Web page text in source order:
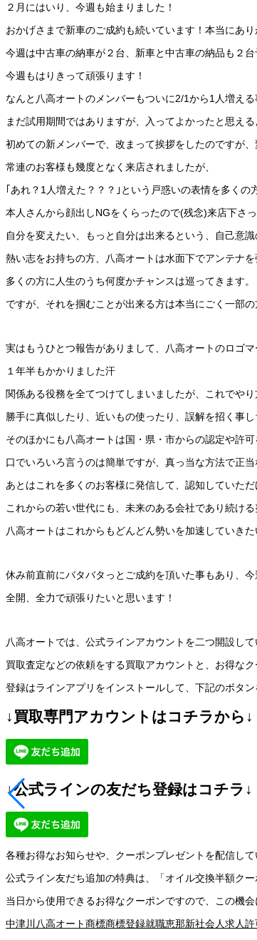
２月にはいり、今週も始まりました！
おかげさまで新車のご成約も続いています！本当にあり
今週は中古車の納車が２台、新車と中古車の納品も２
今週もはりきって頑張ります！
なんと八高オートのメンバーもついに2/1から1人増える
まだ試用期間ではありますが、入ってよかったと思え
初めての新メンバーで、改まって挨拶をしたのですが
常連のお客様も幾度となく来店されましたが、
｢あれ？1人増えた？？？｣という戸惑いの表情を多くの
本人さんから顔出しNGをくらったので(残念)来店下さ
自分を変えたい、もっと自分は出来るという、自己意
熱い志をお持ちの方、八高オートは水面下でアンテナ
多くの方に人生のうち何度かチャンスは巡ってきます。
ですが、それを掴むことが出来る方は本当にごく一部
実はもうひとつ報告がありまして、八高オートのロゴ
１年半もかかりました汗
関係ある役務を全てつけてしまいましたが、これでや
勝手に真似したり、近いもの使ったり、誤解を招く事し
そのほかにも八高オートは国・県・市からの認定や許
口でいろいろ言うのは簡単ですが、真っ当な方法で正
あとはこれを多くのお客様に発信して、認知していた
これからの若い世代にも、未来のある会社であり続け
八高オートはこれからもどんどん勢いを加速していきた
休み前直前にバタバタっとご成約を頂いた事もあり、今
全開、全力で頑張りたいと思います！
八高オートでは、公式ラインアカウントを二つ開設して
買取査定などの依頼をする買取アカウントと、お得な
登録はラインアプリをインストールして、下記のボタン
↓買取専門アカウントはコチラから↓
↓公式ラインの友だち登録はコチラ↓
各種お得なお知らせや、クーポンプレゼントを配信して
公式ライン友だち追加の特典は、「オイル交換半額ク
当日から使用できるお得なクーポンですので、この機会
中津川 八高オート商標商標登録就職恵那新社会人求人許